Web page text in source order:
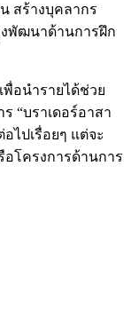
สร้างบุคลากร
งพัฒนาด้านการฝึก
พื่อนำรายได้ช่วย
“บราเดอร์อาสา
ไปเรื่อยๆ แต่จะ
โครงการด้านการ